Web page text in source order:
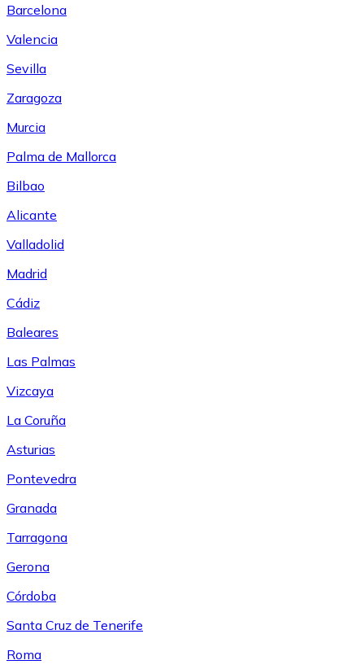
Barcelona
Valencia
Sevilla
Zaragoza
Murcia
Palma de Mallorca
Bilbao
Alicante
Valladolid
Madrid
Cádiz
Baleares
Las Palmas
Vizcaya
La Coruña
Asturias
Pontevedra
Granada
Tarragona
Gerona
Córdoba
Santa Cruz de Tenerife
Roma